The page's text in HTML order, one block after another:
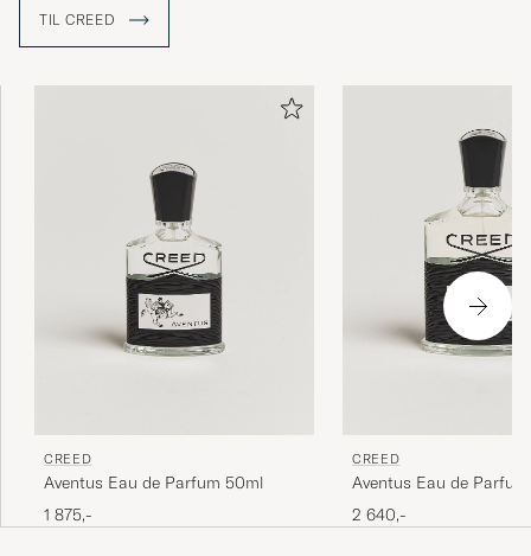
TIL CREED
CREED
Aventus Eau de Parfum 50ml
1 875,-
CREED
Aventus Eau de
2 640,-